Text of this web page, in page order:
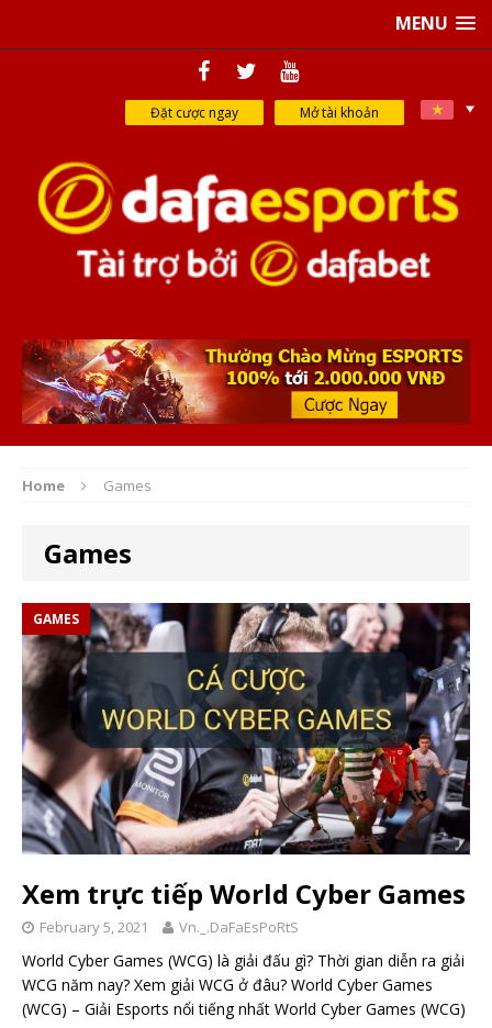
MENU
Đặt cược ngay Mở tài khoản
Home Games
Games
GAMES
Xem trực tiếp World Cyber Games
February 5, 2021 Vn._.DaFaEsPoRtS
World Cyber Games (WCG) là giải đấu gì? Thời gian diễn ra giải
WCG năm nay? Xem giải WCG ở đâu? World Cyber Games
(WCG) – Giải Esports nổi tiếng nhất World Cyber Games (WCG)